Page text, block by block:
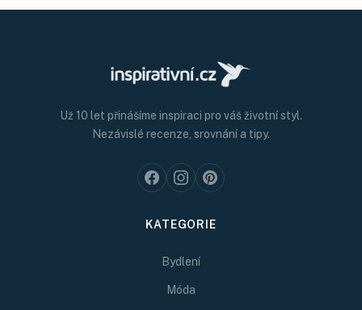
Už 10 let přinášíme inspiraci pro váš životní styl.
Nezávislé recenze, srovnání a tipy.
KATEGORIE
Bydlení
Móda